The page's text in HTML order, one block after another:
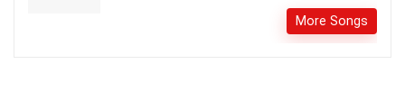
More Songs